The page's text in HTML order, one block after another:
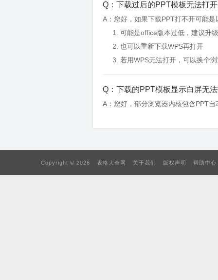
Q：下载过后的PPT模板无法打
A：您好，如果下载PPT打不开可能是
1. 可能是office版本过低，建议升
2. 也可以重新下载WPS再打开
3. 若用WPS无法打开，可以换个
Q：下载的PPT模板显示白屏无
A：您好，部分浏览器内核包含PPT
Copyright © 2026 表格大全网 关于我们 版权声明 帮助中心